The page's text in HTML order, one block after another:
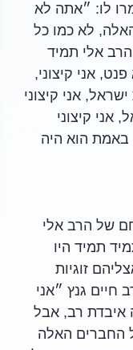
לו: ״אתה לא
לא כמו כל
אלי תמיד
אני קיצוני,
אני קיצוני
אני קיצוני
הוא היה
של הרב אלי
תמיד היו
זוגיות
חיים גנץ ״אני
איבדת רב, אבל
החברים האלה